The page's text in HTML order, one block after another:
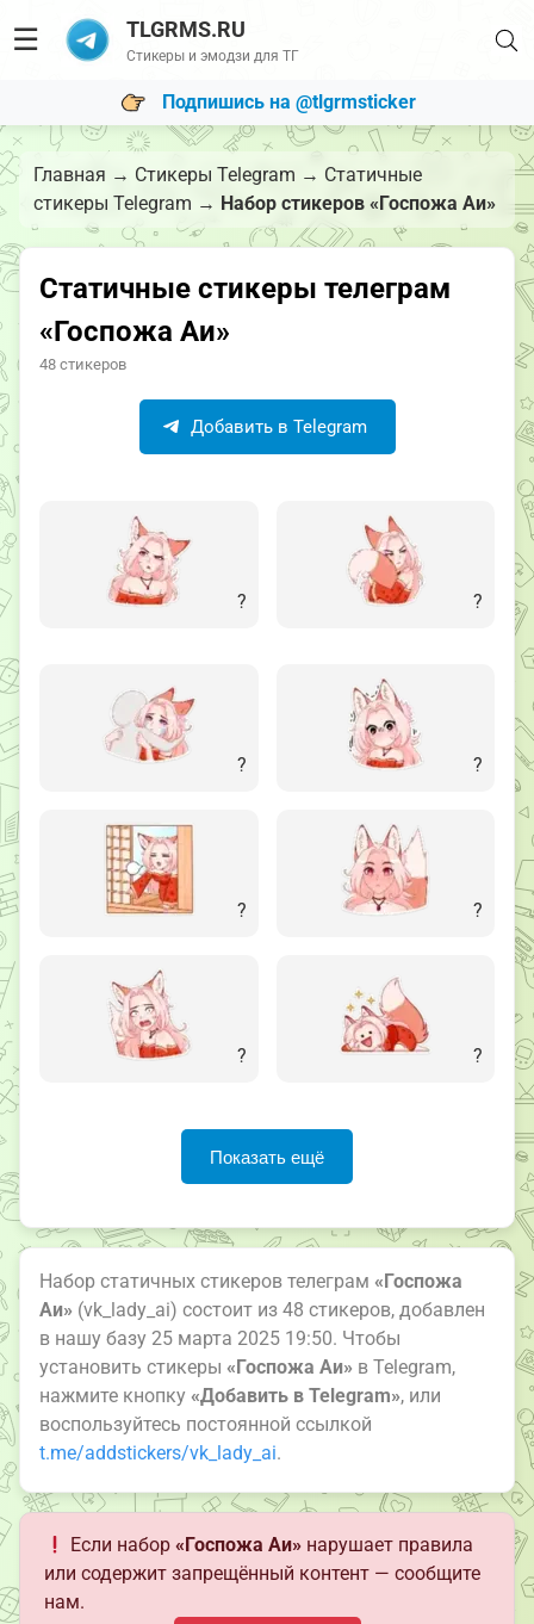
☰ TLGRMS.RU
Стикеры и эмодзи для ТГ
Подпишись на @tlgrmsticker
Главная → Стикеры Telegram → Статичные
стикеры Telegram → Набор стикеров «Госпожа Аи»
Статичные стикеры телеграм
«Госпожа Аи»
48 стикеров
Добавить в Telegram
? ?
? ?
? ?
? ?
Показать ещё
Набор статичных стикеров телеграм «Госпожа
Аи» (vk_lady_ai) состоит из 48 стикеров, добавлен
в нашу базу 25 марта 2025 19:50. Чтобы
установить стикеры «Госпожа Аи» в Telegram,
нажмите кнопку «Добавить в Telegram», или
воспользуйтесь постоянной ссылкой
t.me/addstickers/vk_lady_ai.
Если набор«Госпожа Аи» нарушает правила
или содержит запрещённый контент — сообщите
нам.